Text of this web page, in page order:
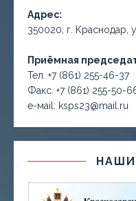
Адрес:
350020, г. Краснодар,
Приёмная
Тел. +7 (861) 255-46-37
Факс. +7 (861) 255-50-
е-маil: ksps23@mail.ru
НАШИ